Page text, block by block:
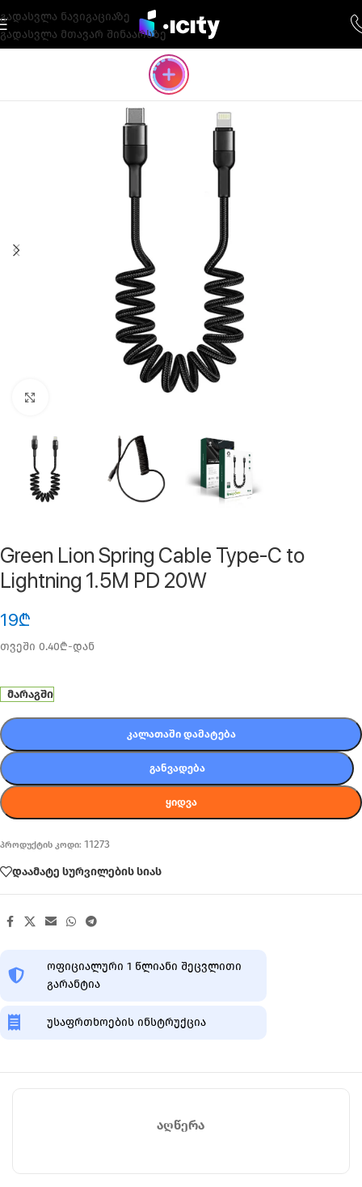
გადასვლა ნავიგაციაზე
გადასვლა მთავარ შინაარსზე
Green Lion Spring Cable Type-C to
Lightning 1.5M PD 20W
19₾
თვეში 0.40₾-დან
მარაგში
ᲙᲐᲚᲐᲗᲐᲨᲘ ᲓᲐᲛᲐᲢᲔᲑᲐ
ᲒᲐᲜᲕᲐᲓᲔᲑᲐ
ᲧᲘᲓᲕᲐ
პროდუქტის კოდი: 11273
დაამატე სურვილების სიას
ოფიციალური 1 წლიანი შეცვლითი
გარანტია
უსაფრთხოების ინსტრუქცია
ᲐᲦᲬᲔᲠᲐ